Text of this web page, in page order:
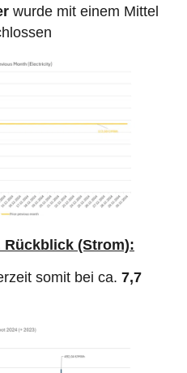
wurde mit einem Mittel
Rückblick (Strom):
somit bei ca. 7,7